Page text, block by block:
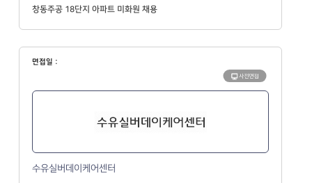
창동주공 18단지 아파트 미화원 채용
면접일 :
사전면접
수유실버데이케어센터